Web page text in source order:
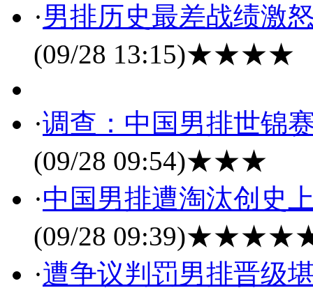
·男排历史最差战绩激
(09/28 13:15)★★★★
·调查：中国男排世锦
(09/28 09:54)★★★
·中国男排遭淘汰创史
(09/28 09:39)
·遭争议判罚男排晋级